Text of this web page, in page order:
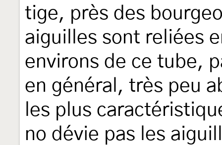
tige, près des
aiguilles sont reliées
environs de ce tube,
en général, très peu
les plus
no dévie pas les